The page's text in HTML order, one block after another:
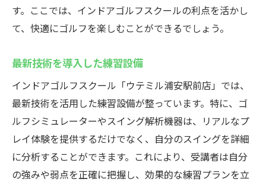
す。ここでは、インドアゴルフスクールの利点を活かし
て、快適にゴルフを楽しむことができるでしょう。
最新技術を導入した練習設備
インドアゴルフスクール「ウテミル浦安駅前店」では、
最新技術を活用した練習設備が整っています。特に、ゴ
ルフシミュレーターやスイング解析機器は、リアルなプ
レイ体験を提供するだけでなく、自分のスイングを詳細
に分析することができます。これにより、受講者は自分
の強みや弱点を正確に把握し、効果的な練習プランを立